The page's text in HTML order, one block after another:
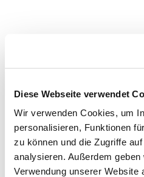
Diese Webseite verwendet
Wir verwenden Cookies, um
personalisieren, Funktionen
zu können und die Zugriffe
analysieren. Außerdem
Verwendung unserer Website
Dies könnte Sie auch